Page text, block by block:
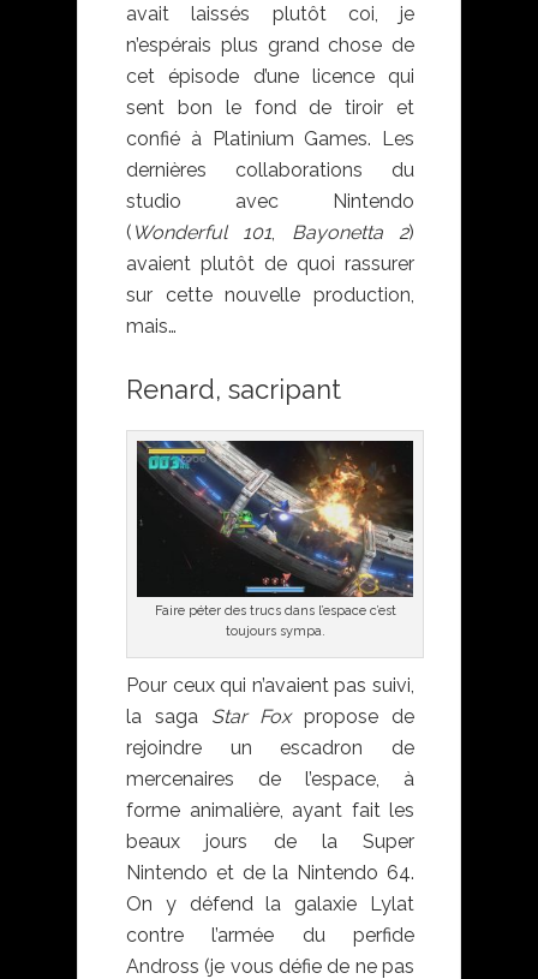
avait laissés plutôt coi, je
n’espérais plus grand chose de
cet épisode d’une licence qui
sent bon le fond de tiroir et
confié à Platinium Games. Les
dernières collaborations du
studio avec Nintendo
( Wonderful 101 Bayonetta 2)
avaient plutôt de quoi rassurer
sur cette nouvelle production,
mais…
Renard, sacripant
Faire péter des trucs dans l’espace c’est
toujours sympa.
Pour ceux qui n’avaient pas suivi,
la saga Star Foxpropose de
rejoindre un escadron de
mercenaires de l’espace, à
forme animalière, ayant fait les
beaux jours de la Super
Nintendo et de la Nintendo 64.
On y défend la galaxie Lylat
contre l’armée du perfide
Andross (je vous défie de ne pas